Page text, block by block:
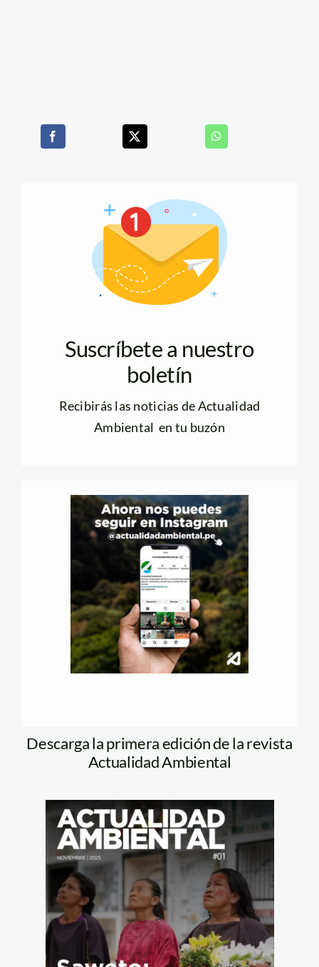
Suscríbete a nuestro
boletín
Recibirás las noticias de Actualidad
Ambiental en tu buzón
Descarga la primera edición de la revista
Actualidad Ambiental